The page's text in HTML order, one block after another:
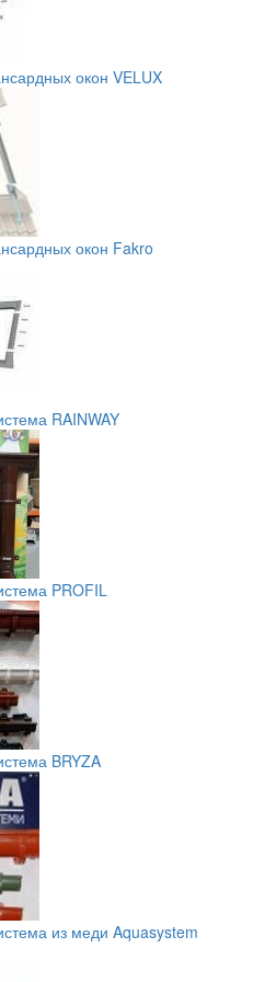
окон VELUX
окон Fakro
RAINWAY
PROFIL
BRYZA
из меди Aquasystem